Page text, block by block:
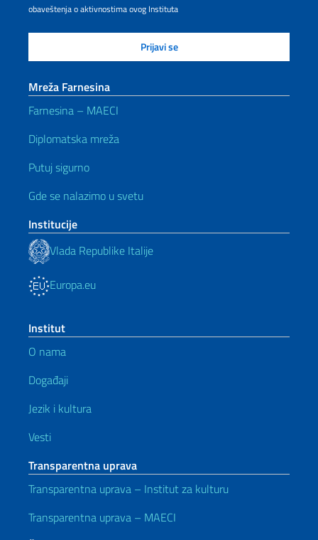
obaveštenja o aktivnostima ovog Instituta
Mreža Farnesina
Farnesina – MAECI
Diplomatska mreža
Putuj sigurno
Gde se nalazimo u svetu
Institucije
Vlada Republike Italije
Europa.eu
Institut
O nama
Događaji
Jezik i kultura
Vesti
Transparentna uprava
Transparentna uprava – Institut za kulturu
Transparentna uprava – MAECI